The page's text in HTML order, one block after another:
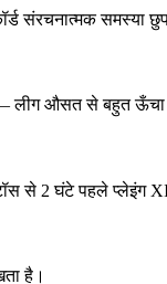
संरचनात्मक समस्या
— लीग औसत से बहुत ऊँचा
से 2 घंटे पहले प्लेइंग
है।